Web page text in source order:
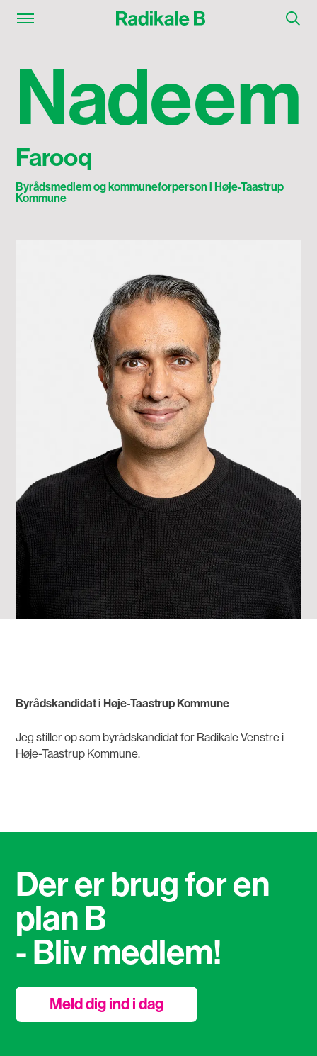
Nadeem
Farooq
Byrådsmedlem og kommuneforperson i Høje-Taastrup
Kommune
Byrådskandidat i Høje-Taastrup Kommune
Jeg stiller op som byrådskandidat for Radikale Venstre i
Høje-Taastrup Kommune.
Der er brug for en
plan B
- Bliv medlem!
Meld dig ind i dag